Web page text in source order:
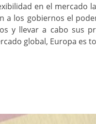
en el mercado
a los gobiernos el
y llevar a cabo sus
global, Europa es